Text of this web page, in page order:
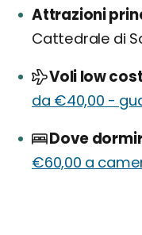
Attrazioni
Cattedrale di
Voli low cost
da €40,00 -
Dove
€60,00 a